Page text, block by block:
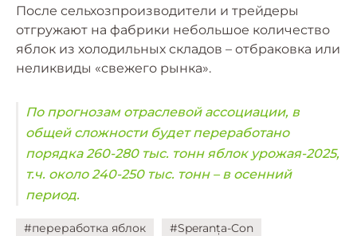
После сельхозпроизводители и трейдеры
отгружают на фабрики небольшое количество
яблок из холодильных складов – отбраковка или
неликвиды «свежего рынка».
По прогнозам отраслевой ассоциации, в
общей сложности будет переработано
порядка 260-280 тыс. тонн яблок урожая-2025,
т.ч. около 240-250 тыс. тонн – в осенний
период.
#переработка яблок #Speranța-Con